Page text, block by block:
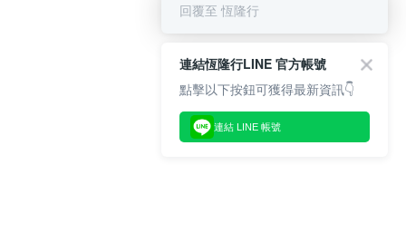
回覆至 恆隆行
連結恆隆行LINE 官方帳號
點擊以下按鈕可獲得最新資訊👇
連結 LINE 帳號